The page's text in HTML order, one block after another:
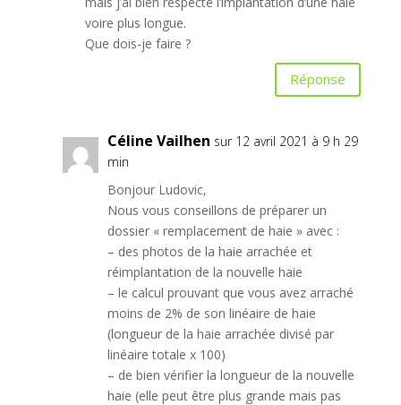
voire plus longue.
Que dois-je faire ?
Réponse
Céline Vailhen sur 12 avril 2021 à 9 h 29
min
Bonjour Ludovic,
Nous vous conseillons de préparer un
dossier « remplacement de haie » avec :
– des photos de la haie arrachée et
réimplantation de la nouvelle haie
– le calcul prouvant que vous avez arraché
moins de 2% de son linéaire de haie
(longueur de la haie arrachée divisé par
linéaire totale x 100)
– de bien vérifier la longueur de la nouvelle
haie (elle peut être plus grande mais pas